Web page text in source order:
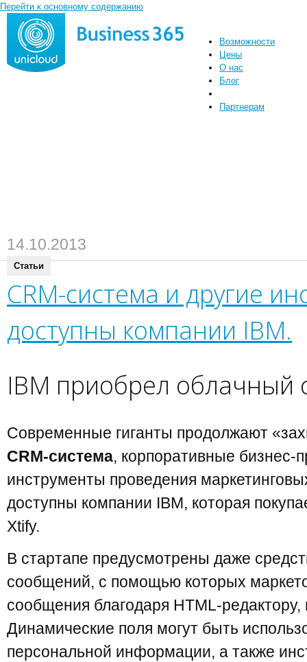
Перейти к основному содержанию
Возможности
Цены
О нас
Блог
Партнерам
14.10.2013
Статьи
CRM-система и другие
доступны компании IBM.
IBM приобрел облачный
Современные гиганты продолжают
CRM-система, корпоративные бизнес-
инструменты проведения
доступны компании IBM, которая
Xtify.
В стартапе предусмотрены даже
сообщений, с помощью которых
сообщения благодаря HTML-
Динамические поля могут быть
персональной информации, а также